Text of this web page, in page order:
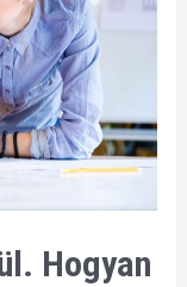
Hogyan